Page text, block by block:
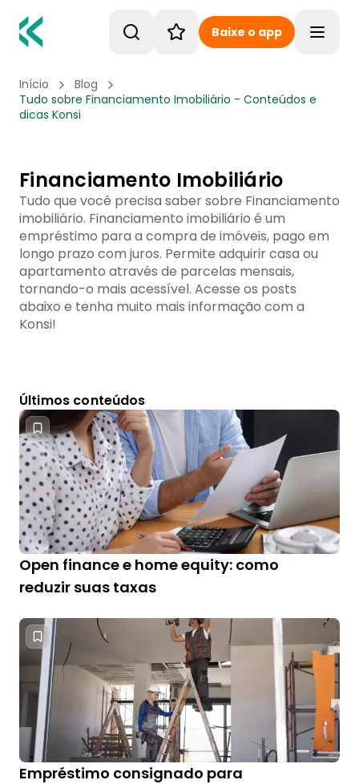
Baixe o app
Início
Blog
Tudo sobre Financiamento Imobiliário - Conteúdos e
dicas Konsi
Financiamento Imobiliário
Tudo que você precisa saber sobre Financiamento
imobiliário. Financiamento imobiliário é um
empréstimo para a compra de imóveis, pago em
longo prazo com juros. Permite adquirir casa ou
apartamento através de parcelas mensais,
tornando-o mais acessível. Acesse os posts
abaixo e tenha muito mais informação com a
Konsi!
Últimos conteúdos
Open finance e home equity: como
reduzir suas taxas
Empréstimo consignado para